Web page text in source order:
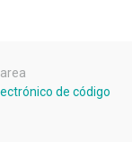
de código